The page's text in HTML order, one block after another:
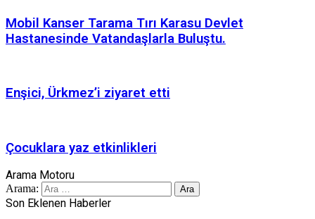
Mobil Kanser Tarama Tırı Karasu Devlet
Hastanesinde Vatandaşlarla Buluştu.
Enşici, Ürkmez’i ziyaret etti
Çocuklara yaz etkinlikleri
Arama Motoru
Arama:
Son Eklenen Haberler